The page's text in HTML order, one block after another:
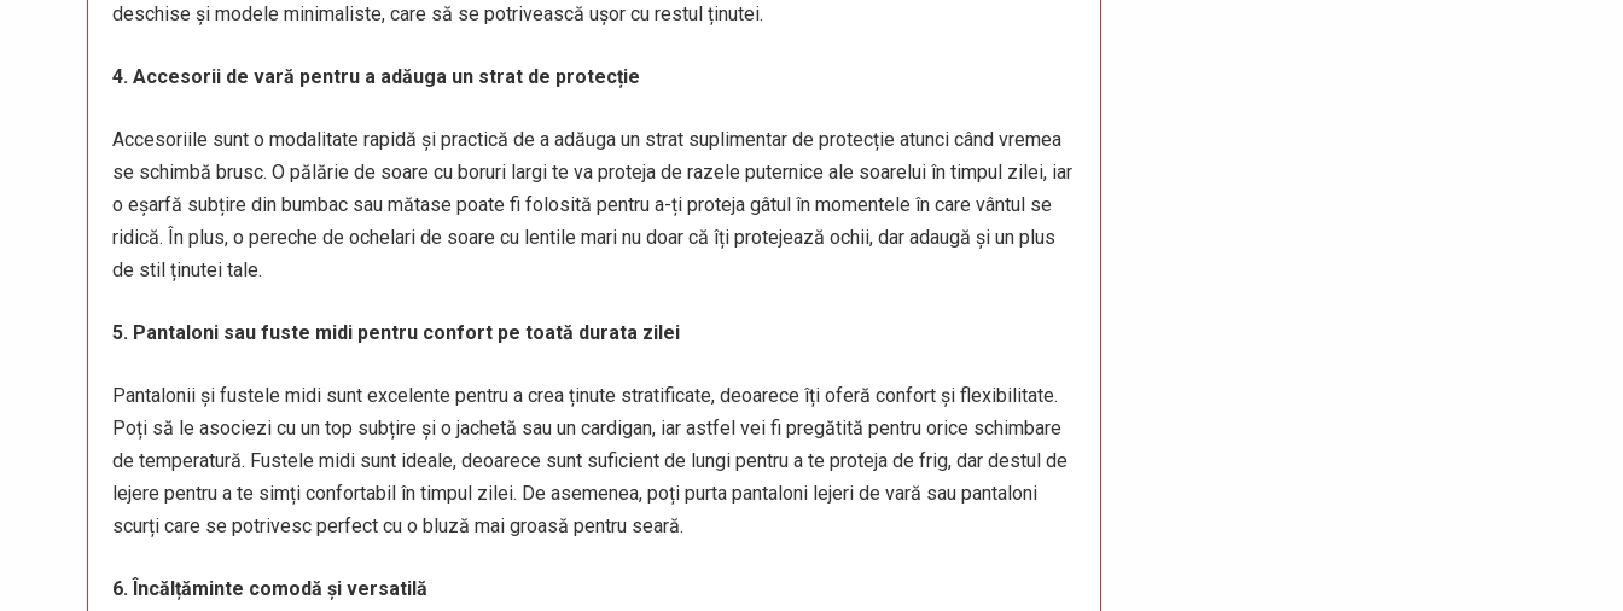
deschise și modele minimaliste, care să se potrivească ușor cu restul ținutei.
4. Accesorii de vară pentru a adăuga un strat de protecție
Accesoriile sunt o modalitate rapidă și practică de a adăuga un strat suplimentar de protecție atunci când vremea
se schimbă brusc. O pălărie de soare cu boruri largi te va proteja de razele puternice ale soarelui în timpul zilei, iar
o eșarfă subțire din bumbac sau mătase poate fi folosită pentru a-ți proteja gâtul în momentele în care vântul se
ridică. În plus, o pereche de ochelari de soare cu lentile mari nu doar că îți protejează ochii, dar adaugă și un plus
de stil ținutei tale.
5. Pantaloni sau fuste midi pentru confort pe toată durata zilei
Pantalonii și fustele midi sunt excelente pentru a crea ținute stratificate, deoarece îți oferă confort și flexibilitate.
Poți să le asociezi cu un top subțire și o jachetă sau un cardigan, iar astfel vei fi pregătită pentru orice schimbare
de temperatură. Fustele midi sunt ideale, deoarece sunt suficient de lungi pentru a te proteja de frig, dar destul de
lejere pentru a te simți confortabil în timpul zilei. De asemenea, poți purta pantaloni lejeri de vară sau pantaloni
scurți care se potrivesc perfect cu o bluză mai groasă pentru seară.
6. Încălțăminte comodă și versatilă